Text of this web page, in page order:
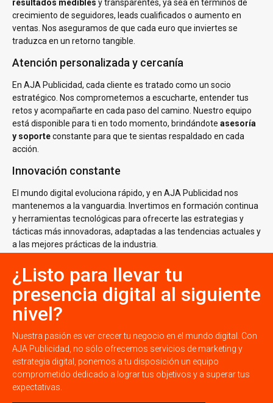
resultados medibles y transparentes, ya sea en términos de
crecimiento de seguidores, leads cualificados o aumento en
ventas. Nos aseguramos de que cada euro que inviertes se
traduzca en un retorno tangible.
Atención personalizada y cercanía
En AJA Publicidad, cada cliente es tratado como un socio
estratégico. Nos comprometemos a escucharte, entender tus
retos y acompañarte en cada paso del camino. Nuestro equipo
está disponible para ti en todo momento, brindándote asesoría
y soporteconstante para que te sientas respaldado en cada
acción.
Innovación constante
El mundo digital evoluciona rápido, y en AJA Publicidad nos
mantenemos a la vanguardia. Invertimos en formación continua
y herramientas tecnológicas para ofrecerte las estrategias y
tácticas más innovadoras, adaptadas a las tendencias actuales y
a las mejores prácticas de la industria.
¿Listo para llevar tu
presencia digital al siguiente
nivel?
Nuestra pasión es ver crecer tu negocio en el mundo digital. Con
AJA Publicidad, no sólo ofrecemos servicios de marketing y
estrategia digital, ponemos a tu disposición un equipo
comprometido dedicado a lograr tus objetivos y a superar tus
expectativas.